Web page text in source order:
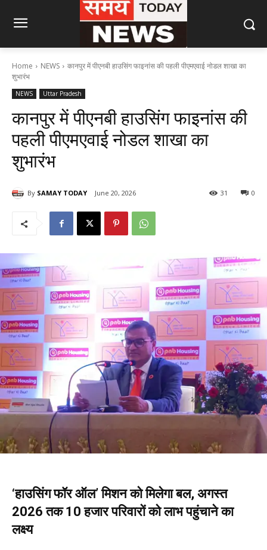
Home NEWS
कानपुर में पीएनबी हाउसिंग फाइनांस की पहली पीएमएवाई नोडल शाखा का
शुभारंभ
NEWS Uttar Pradesh
कानपुर में पीएनबी हाउसिंग फाइनांस की
पहली पीएमएवाई नोडल शाखा का
शुभारंभ
By SAMAY TODAY June 20, 2026 0
31
‘हाउसिंग फॉर ऑल’ मिशन को मिलेगा बल, अगस्त
2026 तक 10 हजार परिवारों को लाभ पहुंचाने का
लक्ष्य